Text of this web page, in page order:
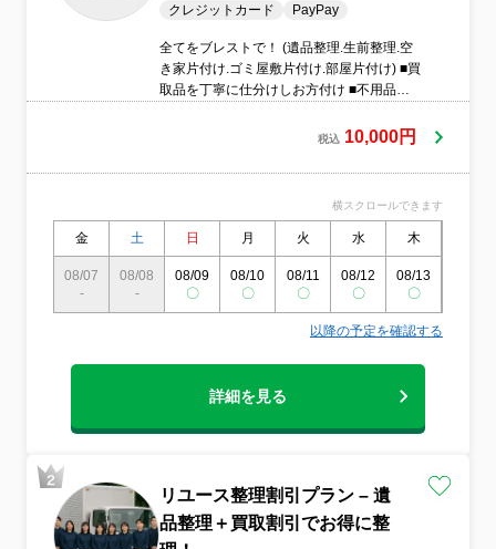
クレジットカード
PayPay
全てをブレストで！ (遺品整理.生前整理.空
き家片付け.ゴミ屋敷片付け.部屋片付け) ■買
取品を丁寧に仕分けしお方付け ■不用品回
見分けの配送サービスもお任せ下さい ■夜
車の買取、不動産のご相談も対応致しま
税込 10,000円
横スクロールできます
金 土 日 月 火 水 木
08/07
-
08/08
-
08/09
〇
08/10
〇
08/11
〇
08/12
〇
08/13
〇
以降の予定を確認する
詳細を見る
リユース整理割引プラン – 遺
品整理＋買取割引でお得に整